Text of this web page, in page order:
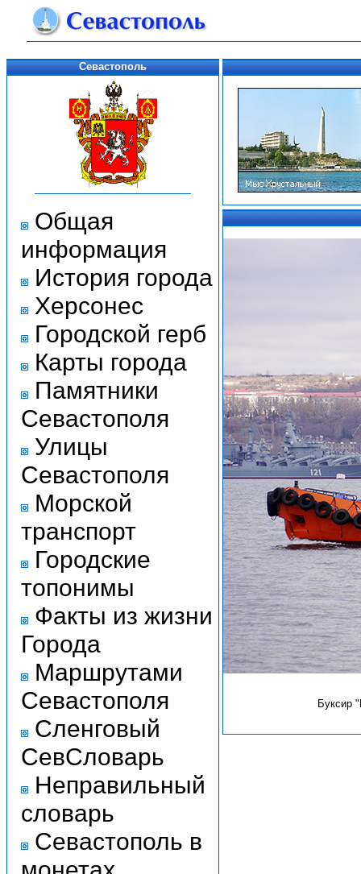
Севастополь
Общая
информация
История города
Херсонес
Городской герб
Карты города
Памятники
Севастополя
Улицы
Севастополя
Морской
транспорт
Городские
топонимы
Факты из жизни
Города
Маршрутами
Севастополя
Сленговый
СевСловарь
Неправильный
словарь
Севастополь в
Буксир